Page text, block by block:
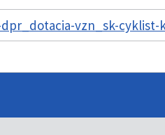
dpr_dotacia-vzn_sk-